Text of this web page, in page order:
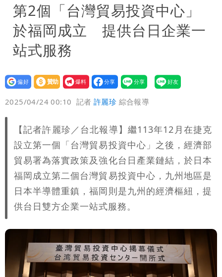
「終於能交代」 捐500萬獎學金延續愛
白海豚颱風逼近！鄭明典示警「恐遇黑潮
變強」 路徑分歧藏警訊：不利強度維持
第2個「台灣貿易投資中心」
於福岡成立 提供台日企業一
站式服務
設為
贊助
我要
爆料
2025/04/24 00:10 記者許麗珍 綜合報導
【記者許麗珍／台北報導】繼113年12月在捷克
設立第一個「台灣貿易投資中心」之後，經濟部
貿易署為落實政策及強化台日產業鏈結，於日本
福岡成立第二個台灣貿易投資中心，九州地區是
日本半導體重鎮，福岡則是九州的經濟樞紐，提
供台日雙方企業一站式服務。